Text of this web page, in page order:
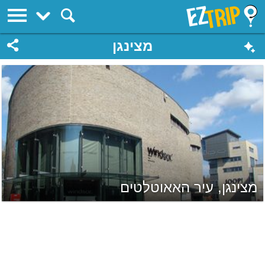
EZTrip
מצינגן
מצינגן, עיר האאוטלטים